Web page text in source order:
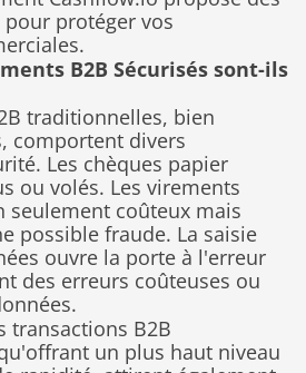
protéger vos
B2B Sécurisés sont-ils
traditionnelles, bien
comportent divers
Les chèques papier
ou volés. Les virements
seulement coûteux mais
possible fraude. La saisie
ouvre la porte à l'erreur
des erreurs coûteuses ou
transactions B2B
un plus haut niveau